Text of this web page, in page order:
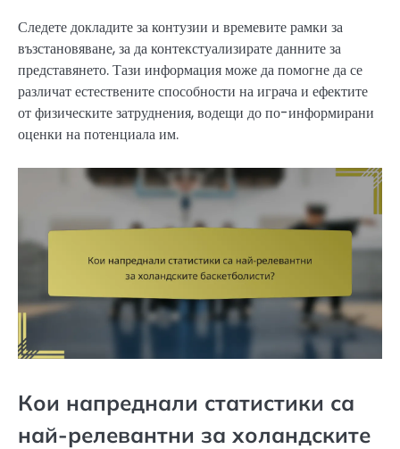
Следете докладите за контузии и времевите рамки за
възстановяване, за да контекстуализирате данните за
представянето. Тази информация може да помогне да се
различат естествените способности на играча и ефектите
от физическите затруднения, водещи до по-информирани
оценки на потенциала им.
Кои напреднали статистики са
най-релевантни за холандските